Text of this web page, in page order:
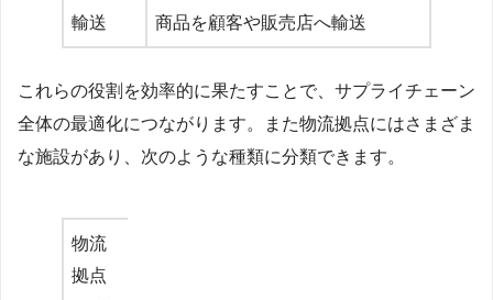
輸送 商品を顧客や販売店へ輸送
これらの役割を効率的に果たすことで、サプライチェーン
全体の最適化につながります。また物流拠点にはさまざま
な施設があり、次のような種類に分類できます。
物流
拠点